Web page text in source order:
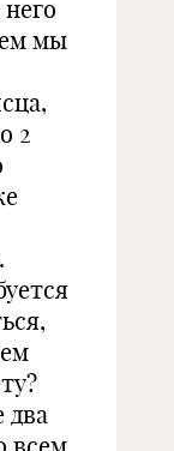
мы
2
два